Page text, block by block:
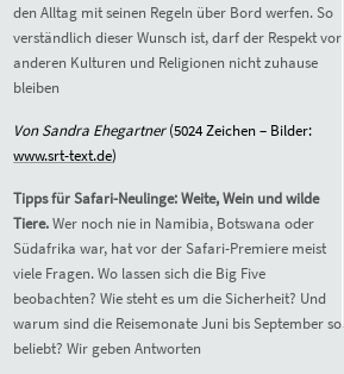
den Alltag mit seinen Regeln über Bord werfen. So
verständlich dieser Wunsch ist, darf der Respekt vor
anderen Kulturen und Religionen nicht zuhause
bleiben
Von Sandra Ehegartner (5024Zeichen – Bilder:
www.srt-text.de)
Tipps für Safari-Neulinge: Weite, Wein und wilde
Tiere.Wer noch nie in Namibia, Botswana oder
Südafrika war, hat vor der Safari-Premiere meist
viele Fragen. Wo lassen sich die Big Five
beobachten? Wie steht es um die Sicherheit? Und
warum sind die Reisemonate Juni bis September so
beliebt? Wir geben Antworten